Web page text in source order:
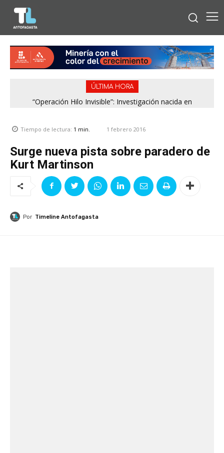
ÚLTIMA HORA
“Operación Hilo Invisible”: Investigación nacida en
Tiempo de lectura: 1 min. 1 febrero 2016
Surge nueva pista sobre paradero de
Kurt Martinson
Por Timeline Antofagasta